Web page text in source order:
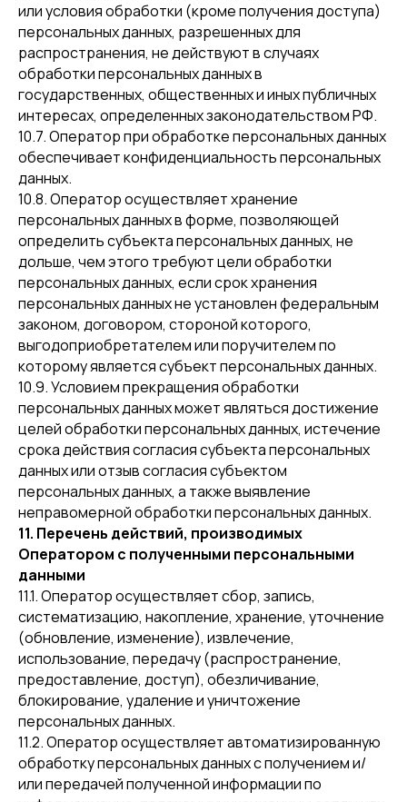
или условия обработки (кроме получения доступа)
персональных данных, разрешенных для
распространения, не действуют в случаях
обработки персональных данных в
государственных, общественных и иных публичных
интересах, определенных законодательством РФ.
10.7. Оператор при обработке персональных данных
обеспечивает конфиденциальность персональных
данных.
10.8. Оператор осуществляет хранение
персональных данных в форме, позволяющей
определить субъекта персональных данных, не
дольше, чем этого требуют цели обработки
персональных данных, если срок хранения
персональных данных не установлен федеральным
законом, договором, стороной которого,
выгодоприобретателем или поручителем по
которому является субъект персональных данных.
10.9. Условием прекращения обработки
персональных данных может являться достижение
целей обработки персональных данных, истечение
срока действия согласия субъекта персональных
данных или отзыв согласия субъектом
персональных данных, а также выявление
неправомерной обработки персональных данных.
11. Перечень действий, производимых
Оператором с полученными персональными
данными
11.1. Оператор осуществляет сбор, запись,
систематизацию, накопление, хранение, уточнение
(обновление, изменение), извлечение,
использование, передачу (распространение,
предоставление, доступ), обезличивание,
блокирование, удаление и уничтожение
персональных данных.
11.2. Оператор осуществляет автоматизированную
обработку персональных данных с получением и/
или передачей полученной информации по